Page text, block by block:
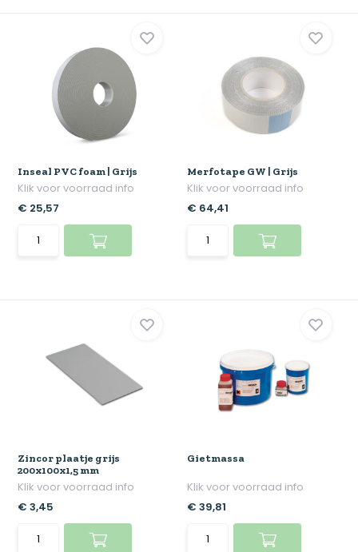
Inseal PVC foam | Grijs
Klik voor voorraad info
€ 25,57
Merfotape GW | Grijs
Klik voor voorraad info
€ 64,41
Zincor plaatje grijs
200x100x1,5 mm
Klik voor voorraad info
€ 3,45
Gietmassa
Klik voor voorraad info
€ 39,81